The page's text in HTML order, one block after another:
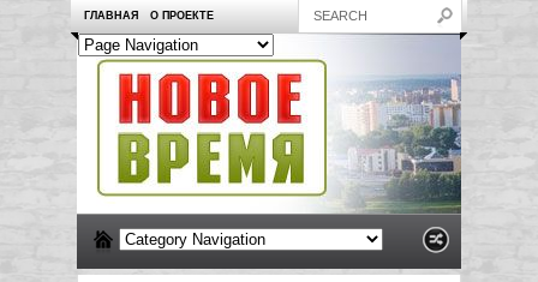
ГЛАВНАЯ О ПРОЕКТЕ